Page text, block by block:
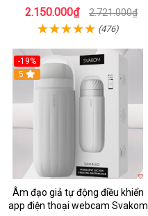
2.150.000₫ 2.721.000₫
(476)
-19%
5
Âm đạo giả tự động điều khiển
app điện thoại webcam Svakom